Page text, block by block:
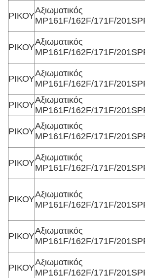
ΡΙΚΟΥ
Αξιωματικός
MP161F/162F/171F/
ΡΙΚΟΥ
Αξιωματικός
MP161F/162F/171F/
ΡΙΚΟΥ
Αξιωματικός
MP161F/162F/171F/
ΡΙΚΟΥΑξιωματικός
MP161F/162F/171F/
ΡΙΚΟΥ
Αξιωματικός
MP161F/162F/171F/
ΡΙΚΟΥ
Αξιωματικός
MP161F/162F/171F/
ΡΙΚΟΥΑξιωματικός
MP161F/162F/171F/
ΡΙΚΟΥ
Αξιωματικός
MP161F/162F/171F/
ΡΙΚΟΥ
Αξιωματικός
MP161F/162F/171F/